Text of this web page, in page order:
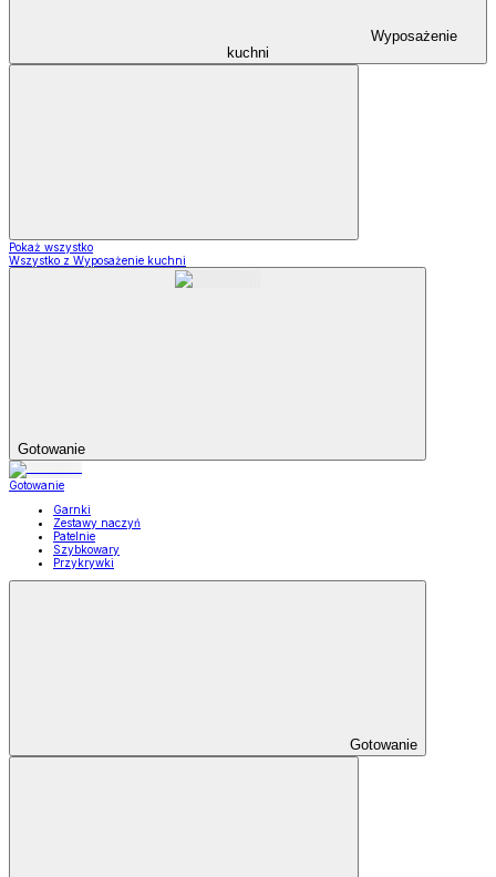
Wyposażenie
kuchni
Pokaż wszystko
Wszystko z Wyposażenie kuchni
Gotowanie
Gotowanie
Garnki
Zestawy naczyń
Patelnie
Szybkowary
Przykrywki
Gotowanie